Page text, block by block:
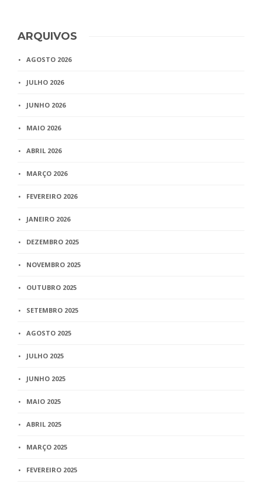
ARQUIVOS
AGOSTO 2026
JULHO 2026
JUNHO 2026
MAIO 2026
ABRIL 2026
MARÇO 2026
FEVEREIRO 2026
JANEIRO 2026
DEZEMBRO 2025
NOVEMBRO 2025
OUTUBRO 2025
SETEMBRO 2025
AGOSTO 2025
JULHO 2025
JUNHO 2025
MAIO 2025
ABRIL 2025
MARÇO 2025
FEVEREIRO 2025